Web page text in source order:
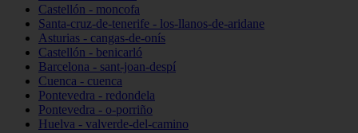
Castellón - moncofa
Santa-cruz-de-tenerife - los-llanos-de-aridane
Asturias - cangas-de-onís
Castellón - benicarló
Barcelona - sant-joan-despí
Cuenca - cuenca
Pontevedra - redondela
Pontevedra - o-porriño
Huelva - valverde-del-camino